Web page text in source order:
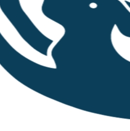
um mehr über das
können.
diese Straßenkatzen